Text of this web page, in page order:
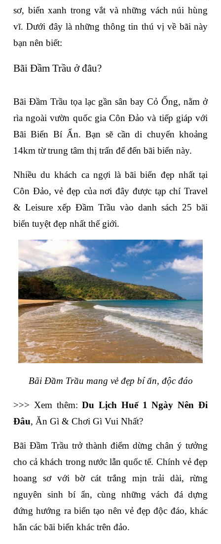
sơ, biển xanh trong vắt và những vách núi hùng
vĩ. Dưới đây là những thông tin thú vị về bãi này
bạn nên biết:
Bãi Đầm Trầu ở đâu?
Bãi Đầm Trầu tọa lạc gần sân bay Cỏ Ống, nằm ở
rìa ngoài vườn quốc gia Côn Đảo và tiếp giáp với
Bãi Biển Bí Ẩn. Bạn sẽ cần di chuyển khoảng
14km từ trung tâm thị trấn để đến bãi biển này.
Nhiều du khách ca ngợi là bãi biển đẹp nhất tại
Côn Đảo, vẻ đẹp của nơi đây được tạp chí Travel
& Leisure xếp Đầm Trầu vào danh sách 25 bãi
biển tuyệt đẹp nhất thế giới.
Bãi Đầm Trầu mang vẻ đẹp bí ẩn, độc đáo
>>> Xem thêm: Du Lịch Huế 1 Ngày Nên Đi
Đâu, Ăn Gì & Chơi Gì Vui Nhất?
Bãi Đầm Trầu trở thành điểm dừng chân ý tưởng
cho cả khách trong nước lẫn quốc tế. Chính vẻ đẹp
hoang sơ với bờ cát trắng mịn trải dài, rừng
nguyên sinh bí ẩn, cùng những vách đá dựng
đứng hướng ra biển tạo nên vẻ đẹp độc đáo, khác
hẳn các bãi biển khác trên đảo.